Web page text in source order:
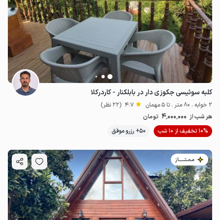
کلبه سوئیسی جکوزی دار در بابلکنار - کاردرکلا
2 خوابه . 80 متر . تا 5 مهمان 4.7 (22 نظر)
هر شب از 4٬000٬000 تومان
10% تخفیف از 10 شب
50+ رزرو موفق
مـمـتــــــاز